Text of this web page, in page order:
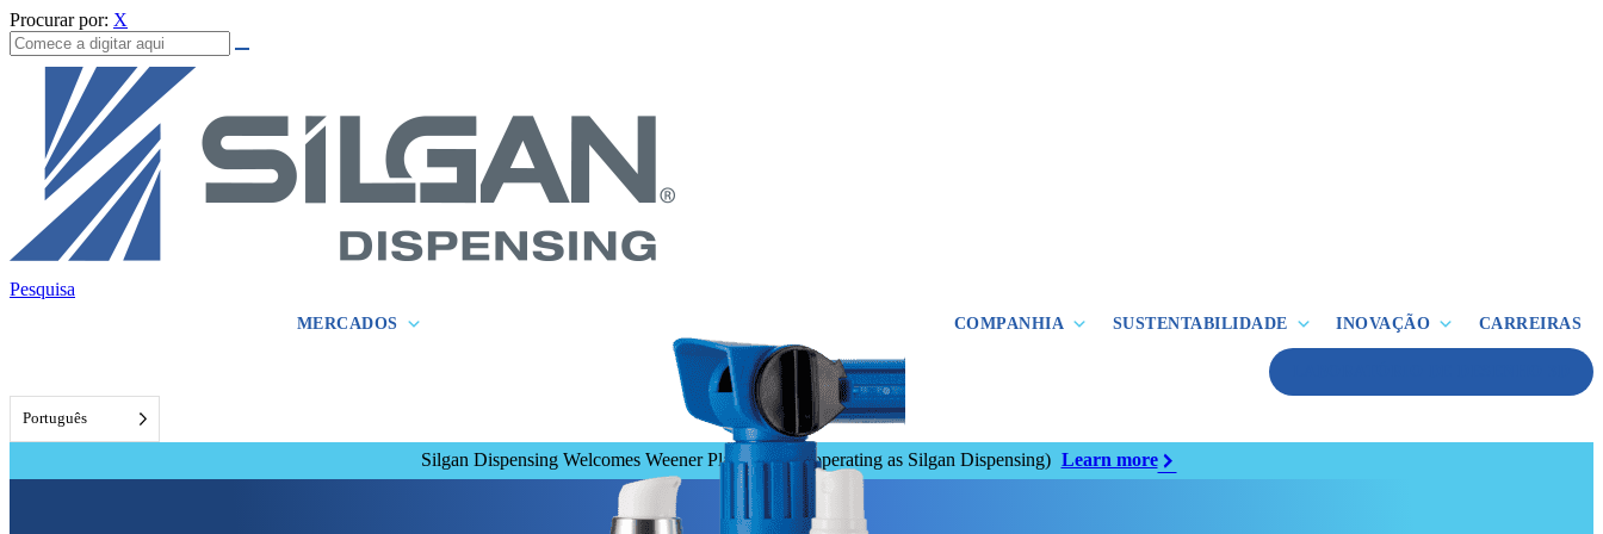
Procurar por: X
Pesquisa
MERCADOS COMPANHIA SUSTENTABILIDADE INOVAÇÃO CARREIRAS
Português
Silgan Dispensing Welcomes Weener Plastics(now operating as Silgan Dispensing) Learn more